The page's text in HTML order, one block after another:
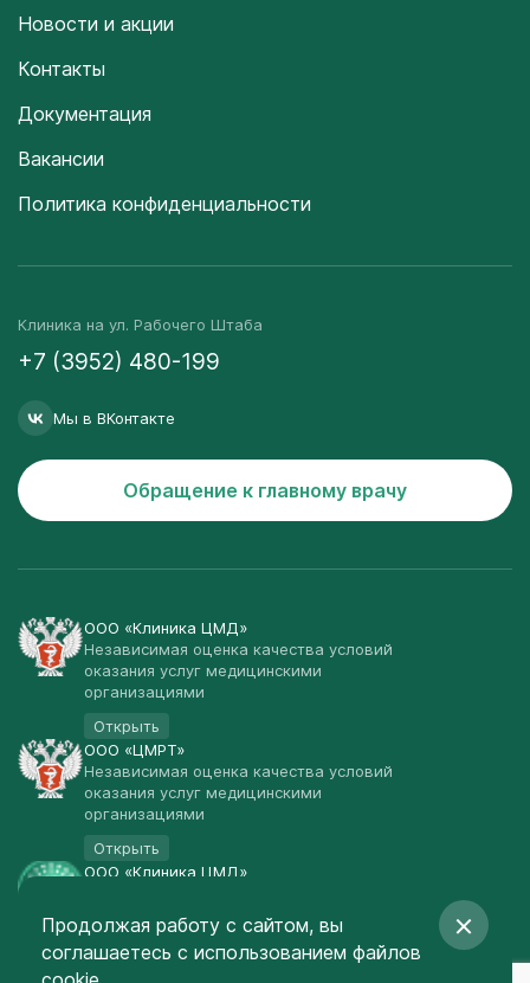
Новости и акции
Контакты
Документация
Вакансии
Политика конфиденциальности
Клиника на ул. Рабочего Штаба
+7 (3952) 480-199
Мы в ВКонтакте
Обращение к главному врачу
ООО «Клиника ЦМД»
Независимая оценка качества условий
оказания услуг медицинскими
организациями
Открыть
ООО «ЦМРТ»
Независимая оценка качества условий
оказания услуг медицинскими
организациями
Открыть
ООО «Клиника ЦМД»
Открыть
© Клиника ЦМД 2003-2026
Продолжая работу с сайтом, вы
соглашаетесь с использованием файлов